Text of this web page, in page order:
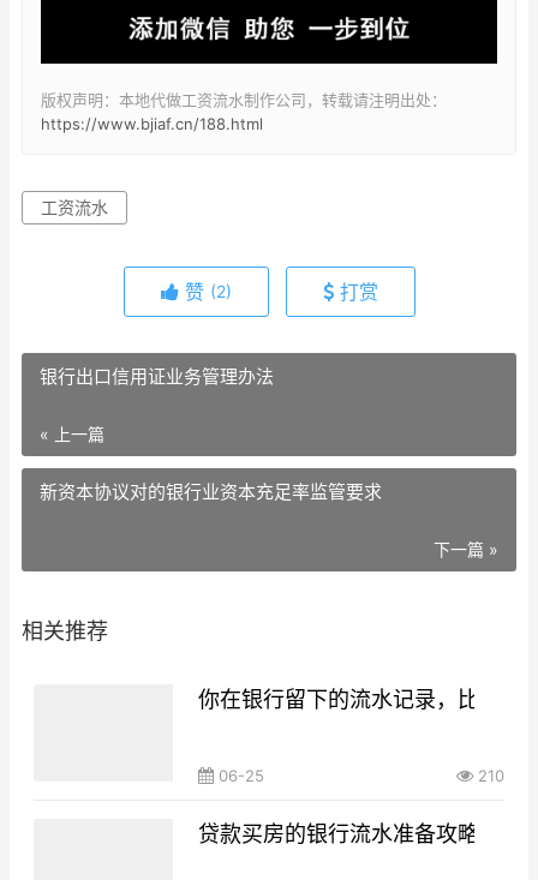
版权声明：本地代做工资流水制作公司，转载请注明出处：
https://www.bjiaf.cn/188.html
工资流水
赞 (2) 打赏
银行出口信用证业务管理办法
« 上一篇
新资本协议对的银行业资本充足率监管要求
下一篇 »
相关推荐
你在银行留下的流水记录，比你想
06-25 210
贷款买房的银行流水准备攻略，你